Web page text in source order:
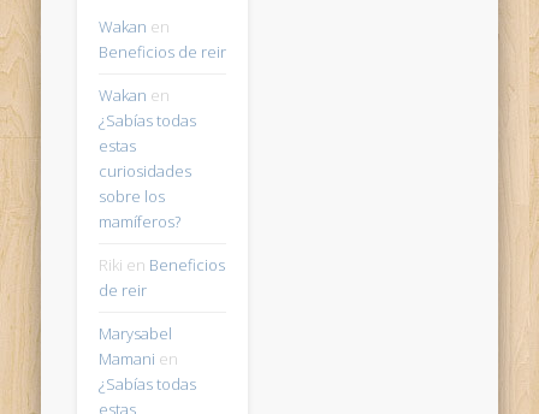
Wakan en
Beneficios de reir
Wakan en
¿Sabías todas
estas
curiosidades
sobre los
mamíferos?
Riki en Beneficios
de reir
Marysabel
Mamani en
¿Sabías todas
estas